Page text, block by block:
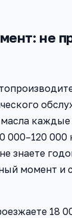
не
000–120 000
знаете
момент и
18